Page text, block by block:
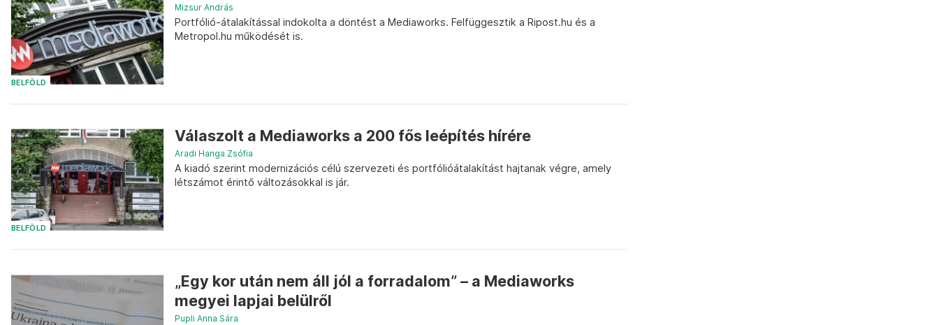
BELFÖLD
Mizsur András
Portfólió-átalakítással indokolta a döntést a Mediaworks. Felfüggesztik a Ripost.hu és a
Metropol.hu működését is.
BELFÖLD
Válaszolt a Mediaworks a 200 fős leépítés hírére
Aradi Hanga Zsófia
A kiadó szerint modernizációs célú szervezeti és portfólióátalakítást hajtanak végre, amely
létszámot érintő változásokkal is jár.
„Egy kor után nem áll jól a forradalom” – a Mediaworks
megyei lapjai belülről
Pupli Anna Sára